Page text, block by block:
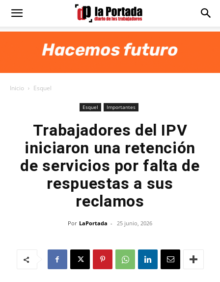
Diario
Inicio Esquel
Esquel Importantes
Trabajadores del IPV
iniciaron una retención
de servicios por falta de
respuestas a sus
reclamos
Por LaPortada - 25 junio, 2026